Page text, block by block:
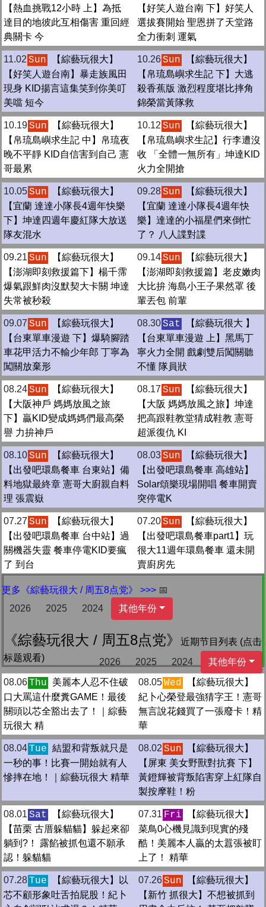
【熱血挑戰12小時 上】為抵
達目的地彼此互相傷害 重回經
典關卡 今
【好笑人遊台南 下】好笑人
選拔賽開始 聖恩拼了天堂路
全力衝刺 運氣
11.02 Sun
【綜藝玩很大】
【好笑人遊台南】暴走族風田
現身 KID揚言這集笑到你美叮
美噹 短今
10.26Sun
【綜藝玩很大】
【帛琉島嶼求生記 下】大逃
殺香蕉版 激烈程度堪比摔角
錦榮當黃隊救
10.19Sun
【綜藝玩很大】
【帛琉島嶼求生記 中】帛琉夜
晚不平靜 KID自信害到自己 憲
哥最累
10.12 Sun
【綜藝玩很大】
【帛琉島嶼求生記】行李遭沒
收 「全體一無所有」坤達KID
火力全開搶
10.05Sun
【綜藝玩很大】
【宜蘭 達達小隊長4週年快樂
下】坤達四週年慶紅隊大放送
隊友混水
09.28Sun
【綜藝玩很大】
【宜蘭 達達小隊長4週年快
樂】達達的小福星們來倒忙
了？ 八人諜對諜
09.21 Sun
【綜藝玩很大】
【澎湖即刻救援篇下】楊千霈
爆氣跟鮮肉沒默契大卡關 坤達
失常被秒殺
09.14Sun
【綜藝玩很大】
【澎湖即刻救援篇】老皮嫩肉
大比拚 海島小王子果然罩 後
輩丟包 前輩
09.07 Sun
【綜藝玩很大】
【台東單車漫遊 下】爆騎腳踏
車花甲活力不輸少年郎 丁寧為
闖關放棄形
08.30Sat
【綜藝玩很大 】
【台東單車漫遊 上】黑馬丁
寧火力全開 戲劇雙后闖關聽
不懂 隊員狀
08.24Sun
【綜藝玩很大】
【大阪神戶 媽媽放風之旅
下】贏KID變成媽媽們最高榮
譽 力拚神戶
08.17 Sun
【綜藝玩很大】
【大阪 媽媽放風之旅】坤達
把高跟鞋教堂猜成鞋教 憲哥
超派復仇 KI
08.10Sun
【綜藝玩很大】
【出發吧環島餐車 台東站】備
料地獄最終章 憲哥大廚親自料
理 張震嶽
08.03Sun
【綜藝玩很大】
【出發吧環島餐車 高雄站】
Solar頌樂現場開唱 餐車開賣
突停電K
07.27 Sun
【綜藝玩很大】
【出發吧環島餐車 台中站】過
關機器失靈 餐車停電KID要瘋
了 到台
07.20Sun
【綜藝玩很大】
【出發吧環島餐車part1】玩
很大11週年環島餐車 還未開
賣廚房先
更多《綜藝玩很大 / 周五8点党》 >>> 📅
2026
2025 2024 其他年份
《綜藝玩很大 / 周五8点党》
近期节目列表 (点击
标题观看)
2026 2025 2024
其他年份
08.06Thu
美麗本人忍不住破
口大罵這什麼糞GAME！最後
關頭以芯全豁出去了！｜綜藝
玩很大 精
08.05Wed
【綜藝玩很大】
紀卜心榮登最強猜字王！憲哥
無言說花錢買了一張廢卡！精
華
08.04Tue 結盟和背叛就只是
一秒的事！比賽一開始就有人
慘摔在地！｜綜藝玩很大 精華
08.02 Sun
【綜藝玩很大】
【屏東 美女野獸對抗賽 下】
黃鐙輝被背叛陷害穿上紅隊自
製按摩鞋！粉
08.01 Sat
【綜藝玩很大】
【苗栗 古厝躲貓貓】躲起來卻
躺到?！ 露餡被抓包還不願承
認！躲貓貓
07.31 Fri
【綜藝玩很大】
菜鳥0心機見識到現實的殘
酷！美麗本人贏的太囂張被盯
上了！ 精華
07.28Tue
【綜藝玩很大】以
芯不顧形象吐舌拍屁股！紀卜
07.26Sun
【綜藝玩很大】
【新竹 抓很大】不想被抓到